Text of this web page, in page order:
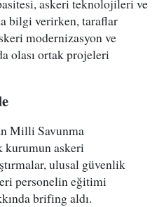
askeri teknolojileri ve
bilgi verirken, taraflar
modernizasyon ve
olası ortak projeleri
Milli Savunma
kurumun askeri
ulusal güvenlik
personelin eğitimi
brifing aldı.